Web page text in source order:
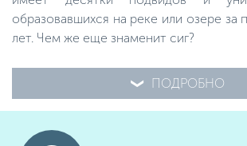
образовавшихся на реке или озере за
лет. Чем же еще знаменит сиг?
ПОДРОБНО